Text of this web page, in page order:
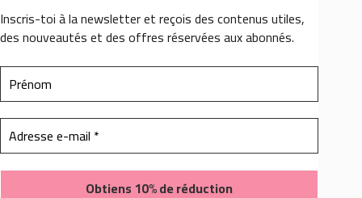
Inscris-toi à la newsletter et reçois des contenus utiles,
des nouveautés et des offres réservées aux abonnés.